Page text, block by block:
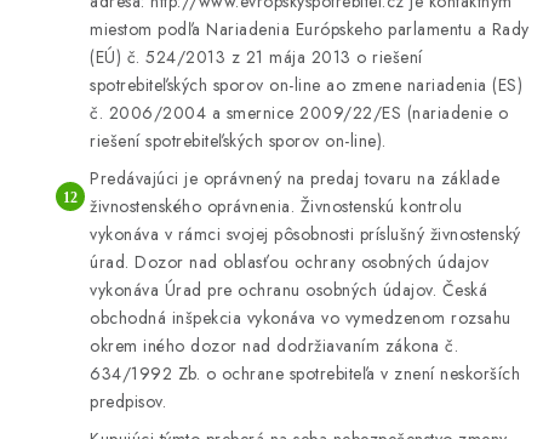
miestom podľa Nariadenia Európskeho parlamentu a Rady
(EÚ) č. 524/2013 z 21 mája 2013 o riešení
spotrebiteľských sporov on-line ao zmene nariadenia (ES)
č. 2006/2004 a smernice 2009/22/ES (nariadenie o
riešení spotrebiteľských sporov on-line).
Predávajúci je oprávnený na predaj tovaru na základe
živnostenského oprávnenia. Živnostenskú kontrolu
vykonáva v rámci svojej pôsobnosti príslušný živnostenský
úrad. Dozor nad oblasťou ochrany osobných údajov
vykonáva Úrad pre ochranu osobných údajov. Česká
obchodná inšpekcia vykonáva vo vymedzenom rozsahu
okrem iného dozor nad dodržiavaním zákona č.
634/1992 Zb. o ochrane spotrebiteľa v znení neskorších
predpisov.